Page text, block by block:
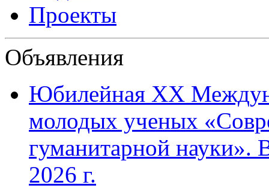
Проекты
Объявления
Юбилейная XХ
молодых ученых
гуманитарной науки».
2026 г.